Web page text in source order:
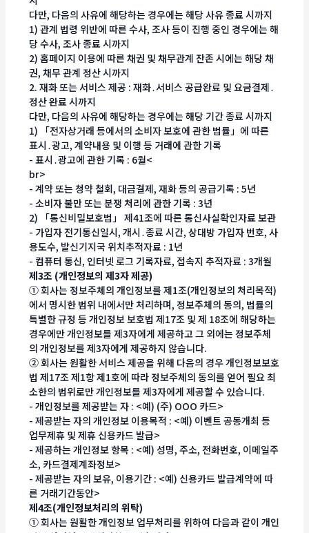
다만, 다음의 사유에 해당하는 경우에는 해당 사유 종료 시까지
1) 관계 법령 위반에 따른 수사, 조사 등이 진행 중인 경우에는 해
당 수사, 조사 종료 시까지
2) 홈페이지 이용에 따른 채권 및 채무관계 잔존 시에는 해당 채
권, 채무 관계 정산 시까지
2. 재화 또는 서비스 제공 : 재화․서비스 공급완료 및 요금결제․
정산 완료 시까지
다만, 다음의 사유에 해당하는 경우에는 해당 기간 종료 시까지
1) 「전자상거래 등에서의 소비자 보호에 관한 법률」에 따른
표시․광고, 계약내용 및 이행 등 거래에 관한 기록
- 표시․광고에 관한 기록 : 6월<
br>
- 계약 또는 청약 철회, 대금결제, 재화 등의 공급기록 : 5년
- 소비자 불만 또는 분쟁 처리에 관한 기록 : 3년
2) 「통신비밀보호법」 제41조에 따른 통신사실확인자료 보관
- 가입자 전기통신일시, 개시․종료 시간, 상대방 가입자 번호, 사
용도수, 발신기지국 위치추적자료 : 1년
- 컴퓨터 통신, 인터넷 로그 기록자료, 접속지 추적자료 : 3개월
제3조 (개인정보의 제3자 제공)
① 회사는 정보주체의 개인정보를 제1조(개인정보의 처리목적)
에서 명시한 범위 내에서만 처리하며, 정보주체의 동의, 법률의
특별한 규정 등 개인정보 보호법 제17조 및 제 18조에 해당하는
경우에만 개인정보를 제3자에게 제공하고 그 외에는 정보주체
의 개인정보를 제3자에게 제공하지 않습니다.
② 회사는 원활한 서비스 제공을 위해 다음의 경우 개인정보보호
법 제17조 제1항 제1호에 따라 정보주체의 동의를 얻어 필요 최
소한의 범위로만 개인정보를 제3자에게 제공할 수 있습니다.
- 개인정보를 제공받는 자 : <예) (주) OOO 카드>
- 제공받는 자의 개인정보 이용목적 : <예) 이벤트 공동개최 등
업무제휴 및 제휴 신용카드 발급>
- 제공하는 개인정보 항목 : <예) 성명, 주소, 전화번호, 이메일주
소, 카드결제계좌정보>
- 제공받는 자의 보유, 이용기간 : <예) 신용카드 발급계약에 따
른 거래기간동안>
제4조(개인정보처리의 위탁)
① 회사는 원활한 개인정보 업무처리를 위하여 다음과 같이 개인